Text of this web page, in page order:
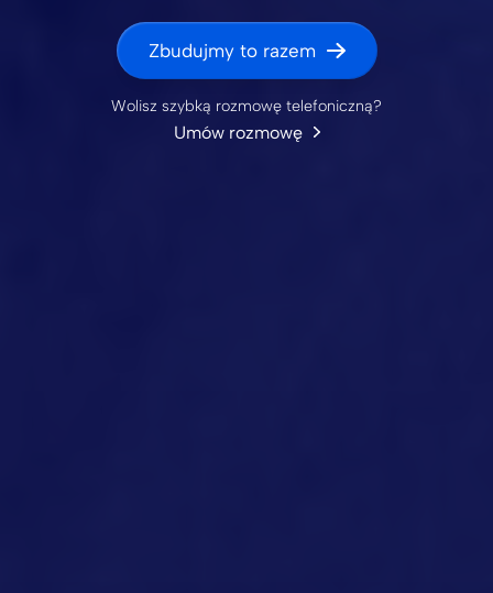
Zbudujmy to razem
Wolisz szybką rozmowę telefoniczną?
Umów rozmowę